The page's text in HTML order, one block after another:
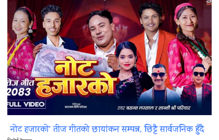
नोट हजारको’ तीज गीतको छायांकन सम्पन्न, छिट्टै सार्वजनिक हुँदै